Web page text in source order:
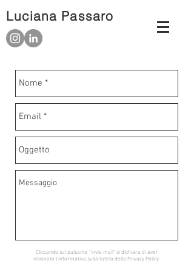
Luciana Passaro
Cliccando sul pulsante "invia mail" si dichiara di aver
visionato l'informativa sulla tutela della Privacy Policy.